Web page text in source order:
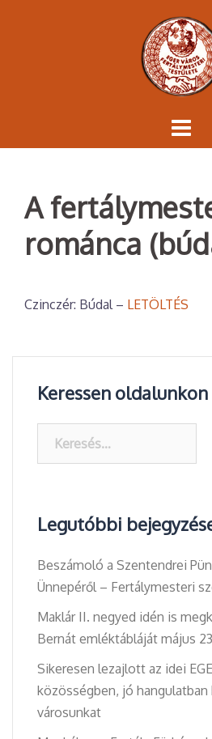
A
románca
Czinczér: Búdal – LETÖLTÉS
Keressen oldalunkon
Legutóbbi
Beszámoló a Szentendrei
Ünnepéről – Fertálymesteri
Maklár II. negyed idén is
Bernát emléktábláját május
Sikeresen lezajlott az idei
közösségben, jó
városunkat